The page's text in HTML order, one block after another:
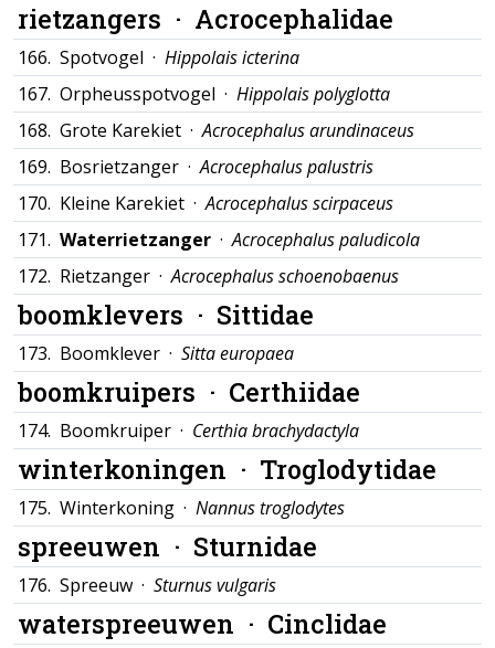
rietzangers · Acrocephalidae
166. Spotvogel · Hippolais icterina
167. Orpheusspotvogel · Hippolais polyglotta
168. Grote Karekiet ·Acrocephalus arundinaceus
169. Bosrietzanger ·Acrocephalus palustris
170. Kleine Karekiet ·Acrocephalus scirpaceus
171. Waterrietzanger ·Acrocephalus paludicola
172. Rietzanger ·Acrocephalus schoenobaenus
boomklevers · Sittidae
173. Boomklever · Sitta europaea
boomkruipers · Certhiidae
174. Boomkruiper · Certhia brachydactyla
winterkoningen · Troglodytidae
175. Winterkoning · Nannus troglodytes
spreeuwen · Sturnidae
176. Spreeuw · Sturnus vulgaris
waterspreeuwen · Cinclidae